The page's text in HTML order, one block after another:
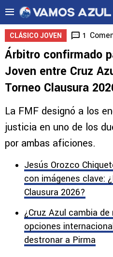
CLÁSICO JOVEN 1
Árbitro confirmado
Joven entre Cruz
Torneo Clausura
La FMF designó a los
justicia en uno de los
por ambas aficiones.
Jesús Orozco
con imágenes clave:
Clausura 2026?
¿Cruz Azul cambia
opciones
destronar a Pirma